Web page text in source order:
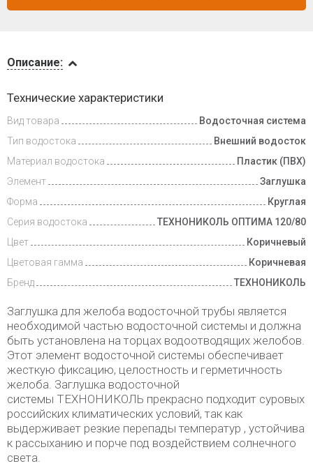
и оплата
Описание:
Технические характеристики
Вид товара
Водосточная система
Тип водостока
Внешний водосток
Материал водостока
Пластик (ПВХ)
Элемент
Заглушка
Форма
Круглая
Серия водостока
ТЕХНОНИКОЛЬ ОПТИМА 120/80
Цвет
Коричневый
Цветовая гамма
Коричневая
Бренд
ТЕХНОНИКОЛЬ
Заглушка для желоба водосточной трубы является
необходимой частью водосточной системы и должна
быть установлена на торцах водоотводящих желобов.
Этот элемент водосточной системы обеспечивает
жесткую фиксацию, целостность и герметичность
желоба. Заглушка водосточной
системы ТЕХНОНИКОЛЬ прекрасно подходит суровых
российских климатических условий, так как
выдерживает резкие перепады температур , устойчива
к рассыханию и порче под воздействием солнечного
света.